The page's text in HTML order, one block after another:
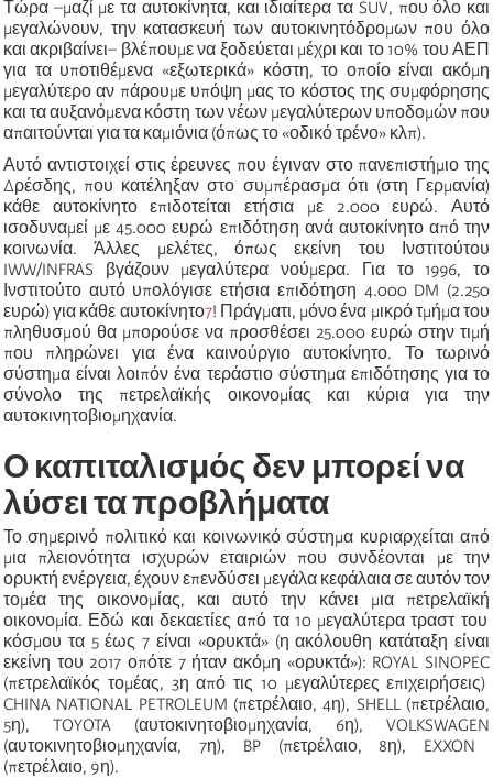
Τώρα –μαζί με τα αυτοκίνητα, και ιδιαίτερα τα SUV, που όλο και
μεγαλώνουν, την κατασκευή των αυτοκινητόδρομων που όλο
και ακριβαίνει– βλέπουμε να ξοδεύεται μέχρι και το 10% του ΑΕΠ
για τα υποτιθέμενα «εξωτερικά» κόστη, το οποίο είναι ακόμη
μεγαλύτερο αν πάρουμε υπόψη μας το κόστος της συμφόρησης
και τα αυξανόμενα κόστη των νέων μεγαλύτερων υποδομών που
απαιτούνται για τα καμιόνια (όπως το «οδικό τρένο» κλπ).
Αυτό αντιστοιχεί στις έρευνες που έγιναν στο πανεπιστήμιο της
Δρέσδης, που κατέληξαν στο συμπέρασμα ότι (στη Γερμανία)
κάθε αυτοκίνητο επιδοτείται ετήσια με 2.000ευρώ. Αυτό
ισοδυναμεί με 45.000ευρώ επιδότηση ανά αυτοκίνητο από την
κοινωνία.Άλλες μελέτες, όπως εκείνη του Ινστιτούτου
IWW/INFRAS βγάζουν μεγαλύτερα νούμερα. Για το 1996, το
Ινστιτούτο αυτό υπολόγισε ετήσια επιδότηση 4.000 DM (2.250
ευρώ) για κάθε αυτοκίνητο7! Πράγματι, μόνο ένα μικρό τμήμα του
πληθυσμού θα μπορούσε να προσθέσει 25.000 ευρώ στην τιμή
που πληρώνει για ένα καινούργιο αυτοκίνητο. Το τωρινό
σύστημα είναι λοιπόν ένα τεράστιο σύστημα επιδότησης για το
σύνολο της πετρελαϊκής οικονομίας και κύρια για την
αυτοκινητοβιομηχανία.
Ο καπιταλισμός δεν μπορεί να
λύσει τα προβλήματα
Το σημερινό πολιτικό και κοινωνικό σύστημα κυριαρχείται από
μια πλειονότητα ισχυρών εταιριών που συνδέονται με την
ορυκτή ενέργεια, έχουν επενδύσει μεγάλα κεφάλαια σε αυτόν τον
τομέα της οικονομίας, και αυτό την κάνει μια πετρελαϊκή
οικονομία. Εδώ και δεκαετίες από τα 10 μεγαλύτερα τραστ του
κόσμου τα 5 έως 7 είναι «ορυκτά» (η ακόλουθη κατάταξη είναι
εκείνη του 2017 οπότε 7 ήταν ακόμη «ορυκτά»): ROYAL SINOPEC
(πετρελαϊκός τομέας, 3η από τις 10 μεγαλύτερες επιχειρήσεις)
CHINA NATIONAL PETROLEUM (πετρέλαιο, 4η), SHELL(πετρέλαιο,
5η), TOYOTA (αυτοκινητοβιομηχανία, 6η), VOLKSWAGEN
(αυτοκινητοβιομηχανία, 7η), BP(πετρέλαιο, 8η), EXXON
(πετρέλαιο, 9η).